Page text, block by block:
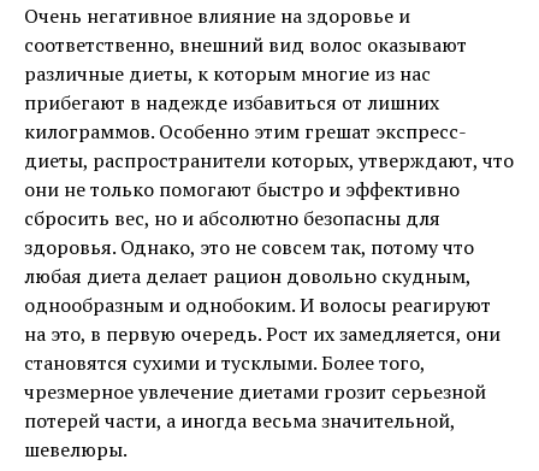
Очень негативное влияние на здоровье и
соответственно, внешний вид волос оказывают
различные диеты, к которым многие из нас
прибегают в надежде избавиться от лишних
килограммов. Особенно этим грешат экспресс-
диеты, распространители которых, утверждают, что
они не только помогают быстро и эффективно
сбросить вес, но и абсолютно безопасны для
здоровья. Однако, это не совсем так, потому что
любая диета делает рацион довольно скудным,
однообразным и однобоким. И волосы реагируют
на это, в первую очередь. Рост их замедляется, они
становятся сухими и тусклыми. Более того,
чрезмерное увлечение диетами грозит серьезной
потерей части, а иногда весьма значительной,
шевелюры.